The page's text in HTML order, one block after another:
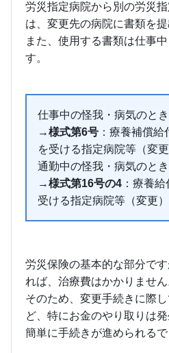
労災指定病院から別の労災
は、変更先の病院に書類を提
また、使用する書類は仕事
す。
仕事中の怪我・病気のとき
→様式第6号 ：療養補償
を受ける指定病院等（変更
通勤中の怪我・病気のとき
→様式第16号の4 ：療養
受ける指定病院等（変更
労災保険の基本的な部分で
れば、治療費はかかりません
そのため、変更手続きに際
ど、特にお金のやり取りは
簡単に手続きが進められるで